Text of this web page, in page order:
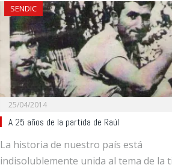
SENDIC
25/04/2014
A 25 años de la partida de Raúl
La historia de nuestro país está
indisolublemente unida al tema de la